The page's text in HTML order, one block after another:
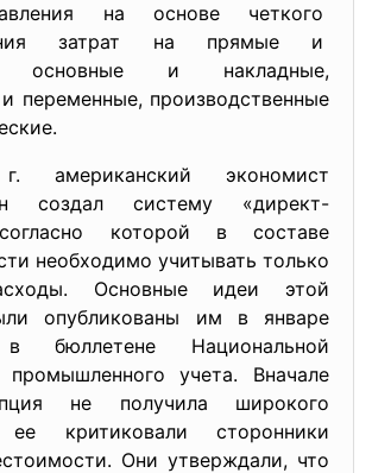
на основе четкого
затрат на прямые и
основные и накладные,
переменные, производственные
экономист
создал систему «директ-
которой в составе
необходимо учитывать только
Основные идеи этой
опубликованы им в январе
Национальной
промышленного учета. Вначале
не получила широкого
ее критиковали сторонники
Они утверждали, что